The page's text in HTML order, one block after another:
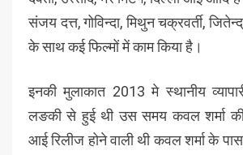
संजय दत्त, गोविन्दा, मिथुन चक्रवर्ती,
के साथ कई फिल्मों में काम किया है।
इनकी मुलाकात 2013 मे स्थानीय
लङकी से हुई थी उस समय कवल शर्मा की
आई रिलीज होने वाली थी कवल शर्मा के